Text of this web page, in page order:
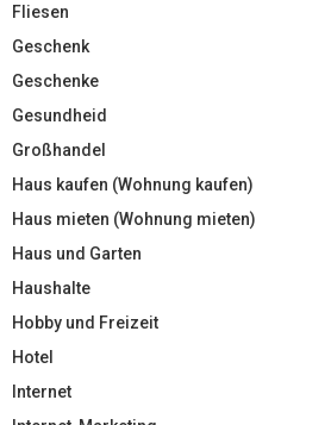
Fliesen
Geschenk
Geschenke
Gesundheid
Großhandel
Haus kaufen (Wohnung kaufen)
Haus mieten (Wohnung mieten)
Haus und Garten
Haushalte
Hobby und Freizeit
Hotel
Internet